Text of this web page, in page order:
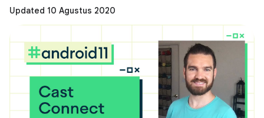
Updated 10 Agustus 2020